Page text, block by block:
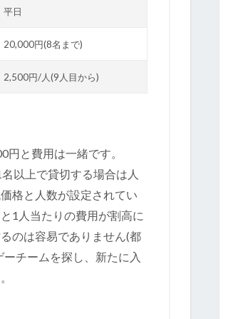
平日
20,000円(8名まで)
2,500円/人(9人目から)
と費用は一緒です。
以上で貸切する場合は人
格と人数が設定されてい
1人当たりの費用が割高に
のは容易でありません(都
チームを探し、新たに入